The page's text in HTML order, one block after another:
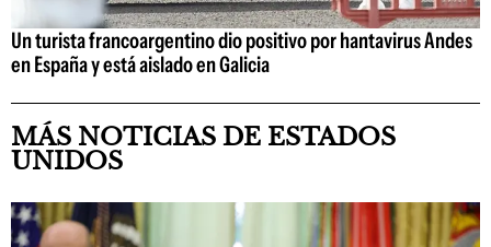
Un turista francoargentino dio positivo por hantavirus Andes
en España y está aislado en Galicia
MÁS NOTICIAS DE ESTADOS
UNIDOS